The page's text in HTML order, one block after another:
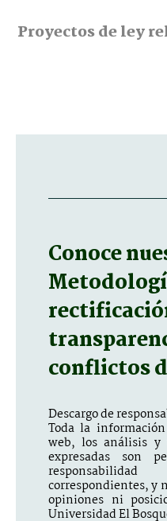
Proyectos de ley
Conoce
conflictos
Descargo de
Toda la
web, los análisis y
expresadas son
correspondientes, y
opiniones ni
Universidad El